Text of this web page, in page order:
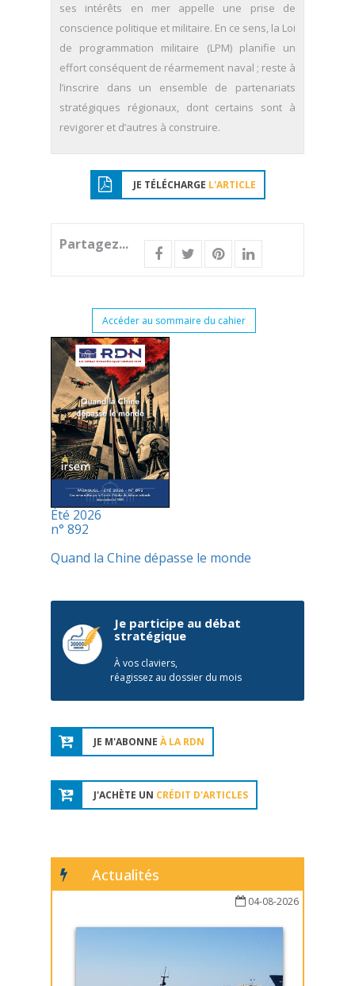
ses intérêts en mer appelle une prise de
conscience politique et militaire. En ce sens, la Loi
de programmation militaire (LPM) planifie un
effort conséquent de réarmement naval ; reste à
l’inscrire dans un ensemble de partenariats
stratégiques régionaux, dont certains sont à
revigorer et d’autres à construire.
JE TÉLÉCHARGE L'ARTICLE
Partagez...
Accéder au sommaire du cahier
Été 2026
n° 892
Quand la Chine dépasse le monde
Je participe au débat
stratégique
À vos claviers,
réagissez au dossier du mois
JE M'ABONNE À LA RDN
J'ACHÈTE UN CRÉDIT D'ARTICLES
Actualités
04-08-2026